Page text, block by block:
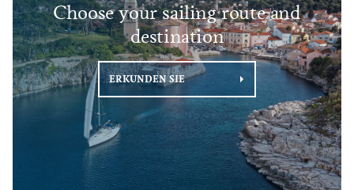
Choose your sailing route and
destination
ERKUNDEN SIE